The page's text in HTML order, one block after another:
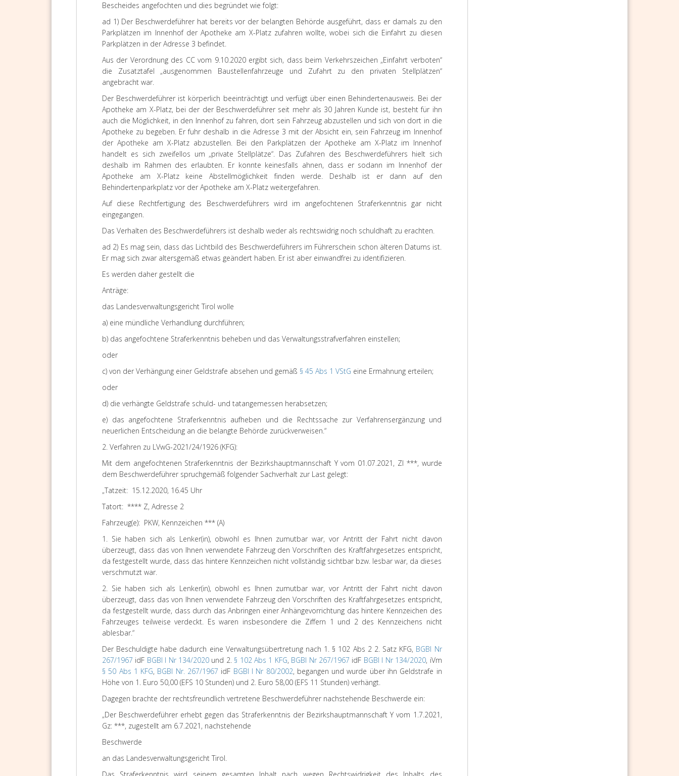
Bescheides angefochten und dies begründet wie folgt:
ad 1) Der Beschwerdeführer hat bereits vor der belangten Behörde ausgeführt, dass er damals zu den
Parkplätzen im Innenhof der Apotheke am X-Platz zufahren wollte, wobei sich die Einfahrt zu diesen
Parkplätzen in der Adresse 3 befindet.
Aus der Verordnung des CC vom 9.10.2020 ergibt sich, dass beim Verkehrszeichen „Einfahrt verboten“
die Zusatztafel „ausgenommen Baustellenfahrzeuge und Zufahrt zu den privaten Stellplätzen“
angebracht war.
Der Beschwerdeführer ist körperlich beeinträchtigt und verfügt über einen Behindertenausweis. Bei der
Apotheke am X-Platz, bei der der Beschwerdeführer seit mehr als 30 Jahren Kunde ist, besteht für ihn
auch die Möglichkeit, in den Innenhof zu fahren, dort sein Fahrzeug abzustellen und sich von dort in die
Apotheke zu begeben. Er fuhr deshalb in die Adresse 3 mit der Absicht ein, sein Fahrzeug im Innenhof
der Apotheke am X-Platz abzustellen. Bei den Parkplätzen der Apotheke am X-Platz im Innenhof
handelt es sich zweifellos um „private Stellplätze“. Das Zufahren des Beschwerdeführers hielt sich
deshalb im Rahmen des erlaubten. Er konnte keinesfalls ahnen, dass er sodann im Innenhof der
Apotheke am X-Platz keine Abstellmöglichkeit finden werde. Deshalb ist er dann auf den
Behindertenparkplatz vor der Apotheke am X-Platz weitergefahren.
Auf diese Rechtfertigung des Beschwerdeführers wird im angefochtenen Straferkenntnis gar nicht
eingegangen.
Das Verhalten des Beschwerdeführers ist deshalb weder als rechtswidrig noch schuldhaft zu erachten.
ad 2) Es mag sein, dass das Lichtbild des Beschwerdeführers im Führerschein schon älteren Datums ist.
Er mag sich zwar altersgemäß etwas geändert haben. Er ist aber einwandfrei zu identifizieren.
Es werden daher gestellt die
Anträge:
das Landesverwaltungsgericht Tirol wolle
a) eine mündliche Verhandlung durchführen;
b) das angefochtene Straferkenntnis beheben und das Verwaltungsstrafverfahren einstellen;
oder
c) von der Verhängung einer Geldstrafe absehen und gemäß § 45 Abs 1 VStG eine Ermahnung erteilen;
oder
d) die verhängte Geldstrafe schuld- und tatangemessen herabsetzen;
e) das angefochtene Straferkenntnis aufheben und die Rechtssache zur Verfahrensergänzung und
neuerlichen Entscheidung an die belangte Behörde zurückverweisen.“
2. Verfahren zu LVwG-2021/24/1926 (KFG):
Mit dem angefochtenen Straferkenntnis der Bezirkshauptmannschaft Y vom 01.07.2021, Zl ***, wurde
dem Beschwerdeführer spruchgemäß folgender Sachverhalt zur Last gelegt:
„Tatzeit: 15.12.2020, 16.45 Uhr
Tatort: **** Z, Adresse 2
Fahrzeug(e): PKW, Kennzeichen *** (A)
1. Sie haben sich als Lenker(in), obwohl es Ihnen zumutbar war, vor Antritt der Fahrt nicht davon
überzeugt, dass das von Ihnen verwendete Fahrzeug den Vorschriften des Kraftfahrgesetzes entspricht,
da festgestellt wurde, dass das hintere Kennzeichen nicht vollständig sichtbar bzw. lesbar war, da dieses
verschmutzt war.
2. Sie haben sich als Lenker(in), obwohl es Ihnen zumutbar war, vor Antritt der Fahrt nicht davon
überzeugt, dass das von Ihnen verwendete Fahrzeug den Vorschriften des Kraftfahrgesetzes entspricht,
da festgestellt wurde, dass durch das Anbringen einer Anhängevorrichtung das hintere Kennzeichen des
Fahrzeuges teilweise verdeckt. Es waren insbesondere die Ziffern 1 und 2 des Kennzeichens nicht
ablesbar.“
Der Beschuldigte habe dadurch eine Verwaltungsübertretung nach 1. § 102 Abs 2 2. Satz KFG, BGBl Nr
267/1967 idF BGBl I Nr 134/2020 und 2. § 102 Abs 1 KFG, BGBl Nr 267/1967 idF BGBl I Nr 134/2020, iVm
§ 50 Abs 1 KFG, BGBl Nr. 267/1967 idF BGBl I Nr 80/2002, begangen und wurde über ihn Geldstrafe in
Höhe von 1. Euro 50,00 (EFS 10 Stunden) und 2. Euro 58,00 (EFS 11 Stunden) verhängt.
Dagegen brachte der rechtsfreundlich vertretene Beschwerdeführer nachstehende Beschwerde ein:
„Der Beschwerdeführer erhebt gegen das Straferkenntnis der Bezirkshauptmannschaft Y vom 1.7.2021,
Gz: ***, zugestellt am 6.7.2021, nachstehende
Beschwerde
an das Landesverwaltungsgericht Tirol.